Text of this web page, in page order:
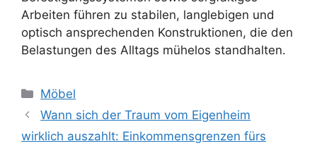
Arbeiten führen zu stabilen, langlebigen und
optisch ansprechenden Konstruktionen, die den
Belastungen des Alltags mühelos standhalten.
Kategorien
Möbel
Wann sich der Traum vom Eigenheim
wirklich auszahlt: Einkommensgrenzen fürs